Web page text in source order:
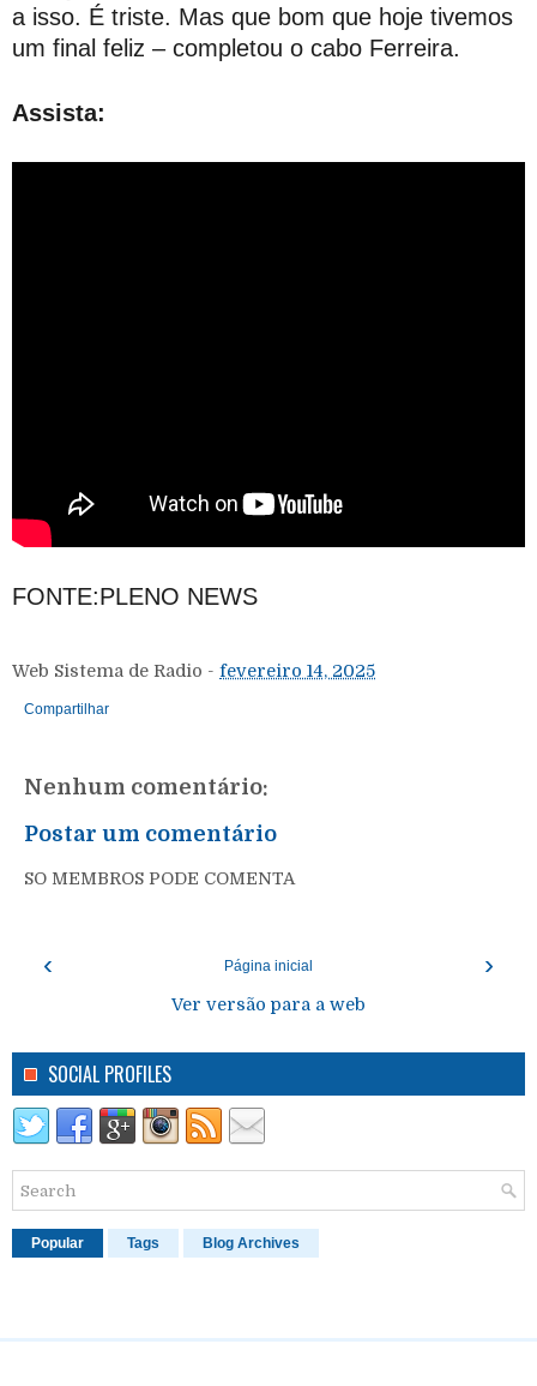
a isso. É triste. Mas que bom que hoje tivemos
um final feliz – completou o cabo Ferreira.
Assista:
FONTE:PLENO NEWS
Web Sistema de Radio - fevereiro 14, 2025
Compartilhar
Nenhum comentário:
Postar um comentário
SO MEMBROS PODE COMENTA
‹ ›
Página inicial
Ver versão para a web
SOCIAL PROFILES
Popular Tags Blog Archives